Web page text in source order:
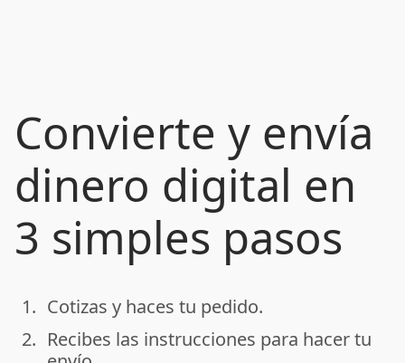
Convierte y envía
dinero digital en
3 simples pasos
done
1. Cotizas y haces tu pedido.
done
2. Recibes las instrucciones para hacer tu